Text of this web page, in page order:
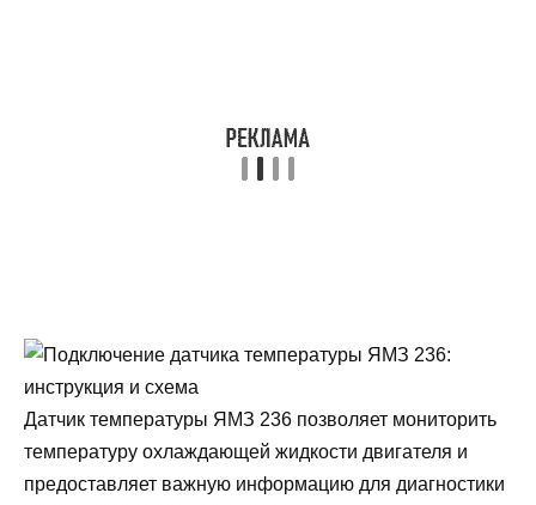
Датчик температуры ЯМЗ 236 позволяет мониторить
температуру охлаждающей жидкости двигателя и
предоставляет важную информацию для диагностики